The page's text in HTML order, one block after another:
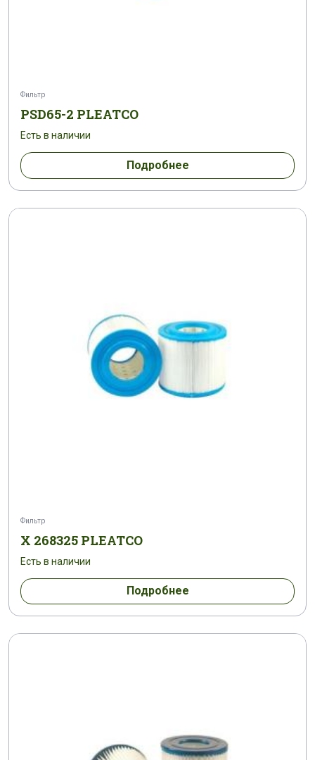
Фильтр
PSD65-2 PLEATCO
Есть в наличии
Подробнее
Фильтр
X 268325 PLEATCO
Есть в наличии
Подробнее